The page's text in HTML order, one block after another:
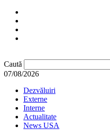
Caută
07/08/2026
Dezvăluiri
Externe
Interne
Actualitate
News USA